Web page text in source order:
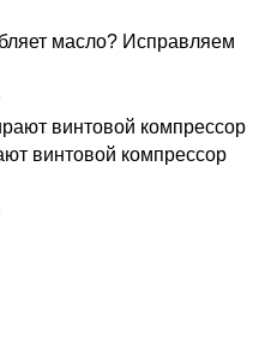
масло? Исправляем
винтовой компрессор